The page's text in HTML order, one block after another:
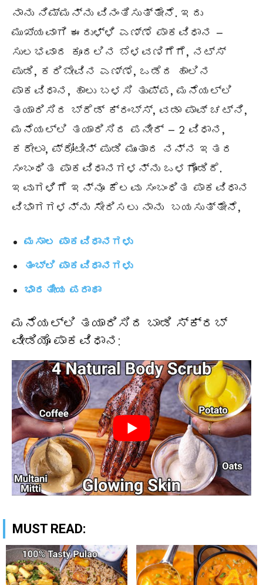
ನಾನು ನಿಮ್ಮನ್ನು ವಿನಂತಿಸುತ್ತೇನೆ. ಇದು
ಮುಖ್ಯವಾಗಿ ಈರುಳ್ಳಿ ಎಣ್ಣೆ ಪಾಕವಿಧಾನ –
ಸುಲಭವಾದ ಕೂದಲಿನ ಬೆಳವಣಿಗೆಗೆ, ನಟ್ಸ್
ಪುಡಿ, ಕರಿಬೇವಿನ ಎಣ್ಣೆ, ಒಡೆದ ಹಾಲಿನ
ಪಾಕವಿಧಾನ, ಹಾಲು ಬಳಸಿ ತುಪ್ಪ, ಮನೆಯಲ್ಲಿ
ತಯಾರಿಸಿದ ಬ್ರೆಡ್ ಕ್ರಂಬ್ಸ್, ವಡಾ ಪಾವ್ ಚಟ್ನಿ,
ಮನೆಯಲ್ಲಿ ತಯಾರಿಸಿದ ಪನೀರ್ – 2 ವಿಧಾನ,
ಕರೇಲಾ, ಪ್ರೋಟೀನ್ ಪುಡಿ ಮುಂತಾದ ನನ್ನ ಇತರ
ಸಂಬಂಧಿತ ಪಾಕವಿಧಾನಗಳನ್ನು ಒಳಗೊಂಡಿದೆ.
ಇವುಗಳಿಗೆ ಇನ್ನೂ ಕೆಲವು ಸಂಬಂಧಿತ ಪಾಕವಿಧಾನ
ವಿಭಾಗಗಳನ್ನು ಸೇರಿಸಲು ನಾನು ಬಯಸುತ್ತೇನೆ,
ಮಸಾಲ ಪಾಕವಿಧಾನಗಳು
ತಂಬ್ಲಿ ಪಾಕವಿಧಾನಗಳು
ಭಾರತೀಯ ಪರಾಥಾ
ಮನೆಯಲ್ಲಿ ತಯಾರಿಸಿದ ಬಾಡಿ ಸ್ಕ್ರಬ್
ವೀಡಿಯೊ ಪಾಕವಿಧಾನ:
MUST READ: